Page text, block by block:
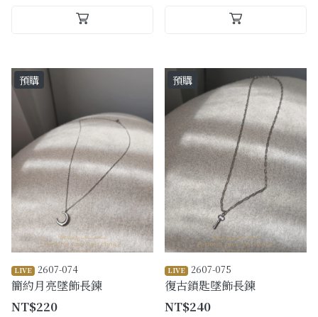
預購
LIVE 2607-074
簡約月亮墜飾長鍊
NT$220
預購
LIVE 2607-075
復古鎖匙墜飾長鍊
NT$240